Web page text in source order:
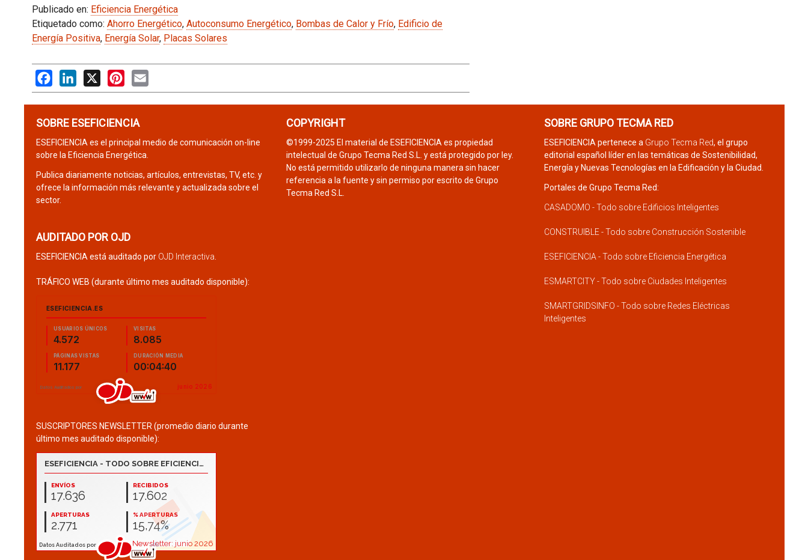
Publicado en: Eficiencia Energética
Etiquetado como: Ahorro Energético, Autoconsumo Energético, Bombas de Calor y Frío, Edificio de
Energía Positiva, Energía Solar, Placas Solares
FacebookLinkedIn
X PinterestEmail
SOBRE ESEFICIENCIA
ESEFICIENCIA es el principal medio de comunicación on-line
sobre la Eficiencia Energética.
Publica diariamente noticias, artículos, entrevistas, TV, etc. y
ofrece la información más relevante y actualizada sobre el
sector.
AUDITADO POR OJD
ESEFICIENCIA está auditado por OJD Interactiva
TRÁFICO WEB (durante último mes auditado disponible):
SUSCRIPTORES NEWSLETTER (promedio diario durante
último mes auditado disponible):
COPYRIGHT
©1999-2025 El material de ESEFICIENCIA es propiedad
intelectual de Grupo Tecma Red S.L. y está protegido por ley.
No está permitido utilizarlo de ninguna manera sin hacer
referencia a la fuente y sin permiso por escrito de Grupo
Tecma Red S.L.
SOBRE GRUPO TECMA RED
ESEFICIENCIA pertenece a Grupo Tecma Red, el grupo
editorial español líder en las temáticas de Sostenibilidad,
Energía y Nuevas Tecnologías en la Edificación y la Ciudad.
Portales de Grupo Tecma Red:
CASADOMO - Todo sobre Edificios Inteligentes
CONSTRUIBLE - Todo sobre Construcción Sostenible
ESEFICIENCIA - Todo sobre Eficiencia Energética
ESMARTCITY - Todo sobre Ciudades Inteligentes
SMARTGRIDSINFO - Todo sobre Redes Eléctricas
Inteligentes